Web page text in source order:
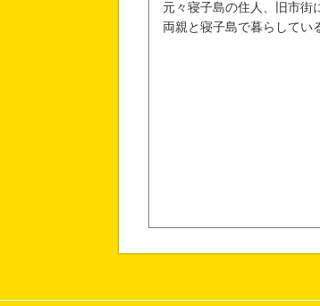
元々寝子島の住人、旧市街
両親と寝子島で暮らしてい